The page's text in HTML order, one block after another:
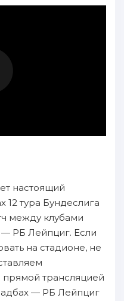
настоящий
12 тура Бундеслига
между клубами
РБ Лейпциг. Если
на стадионе, не
прямой трансляцией
— РБ Лейпциг